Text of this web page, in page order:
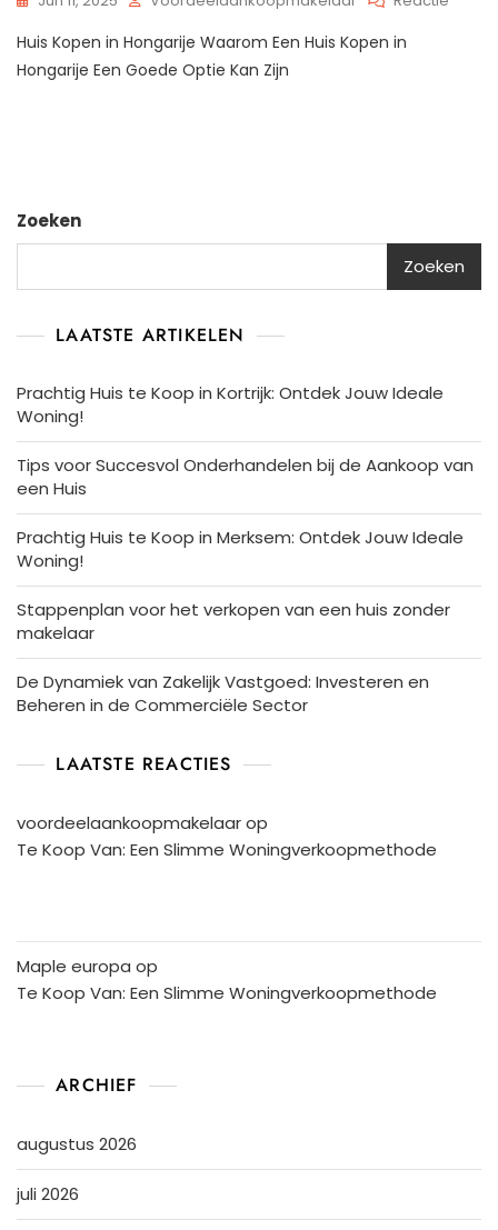
Huis Kopen in Hongarije Waarom Een Huis Kopen in
Hongarije Een Goede Optie Kan Zijn
Zoeken
Zoeken
LAATSTE ARTIKELEN
Prachtig Huis te Koop in Kortrijk: Ontdek Jouw Ideale
Woning!
Tips voor Succesvol Onderhandelen bij de Aankoop van
een Huis
Prachtig Huis te Koop in Merksem: Ontdek Jouw Ideale
Woning!
Stappenplan voor het verkopen van een huis zonder
makelaar
De Dynamiek van Zakelijk Vastgoed: Investeren en
Beheren in de Commerciële Sector
LAATSTE REACTIES
voordeelaankoopmakelaarop
Te Koop Van: Een Slimme Woningverkoopmethode
Maple europa op
Te Koop Van: Een Slimme Woningverkoopmethode
ARCHIEF
augustus 2026
juli 2026